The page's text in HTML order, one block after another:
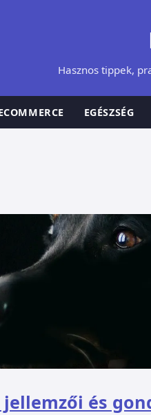
Hasznos tippek,
EGÉSZSÉG
és